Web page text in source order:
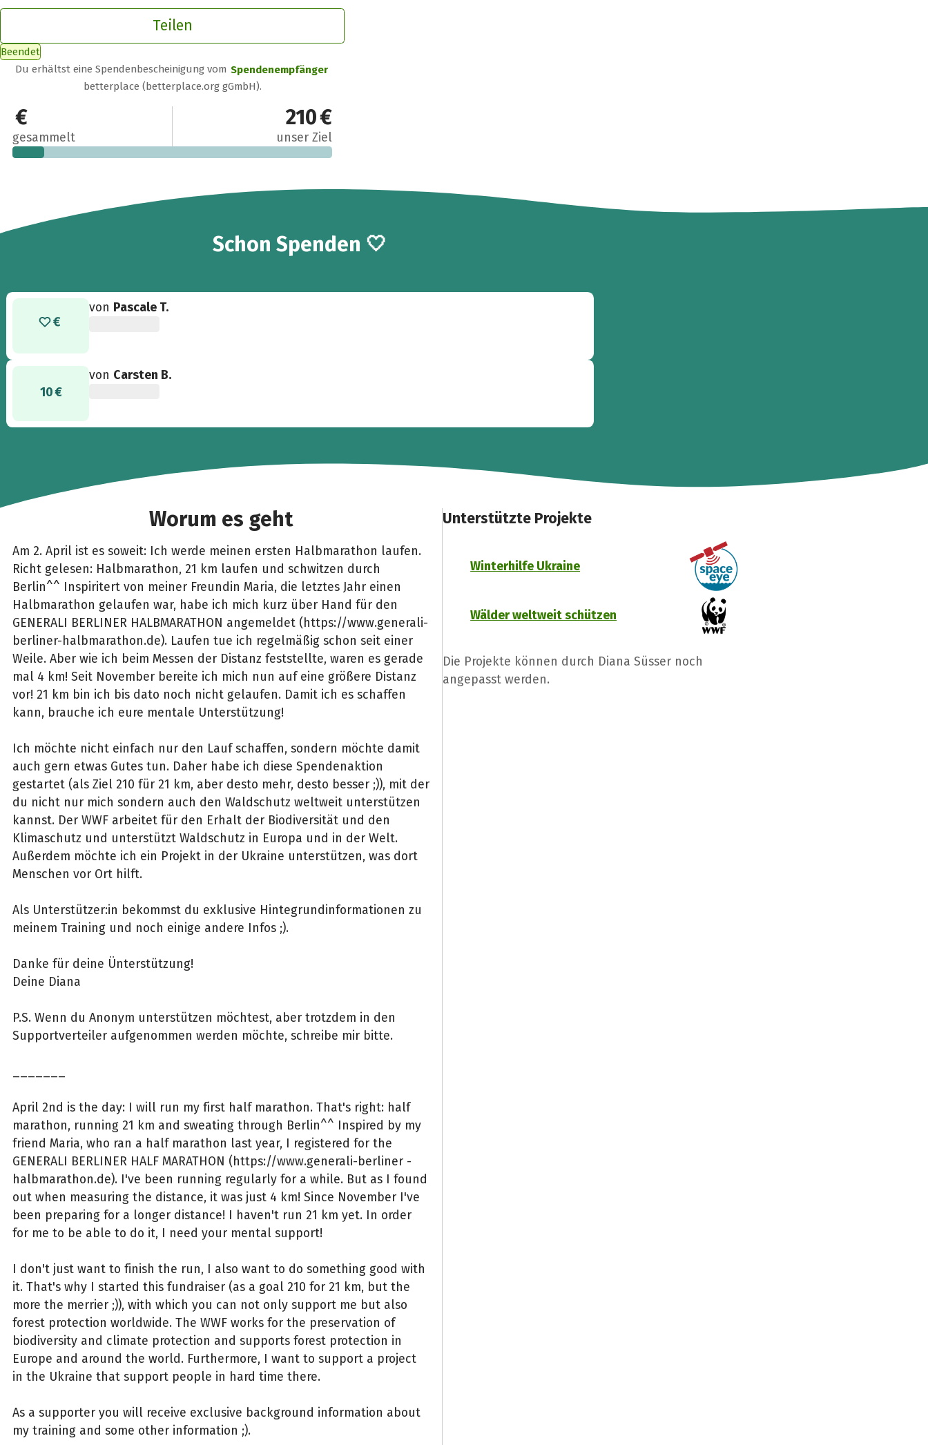
Teilen
Beendet
Du erhältst eine Spendenbescheinigung vom Spendenempfänger
betterplace (betterplace.org gGmbH).
20 €
gesammelt
210 €
unser Ziel
Schon2
Spenden 🤍
von Pascale T.
10 €
von Carsten B.
Worum es geht
Am 2. April ist es soweit: Ich werde meinen ersten Halbmarathon laufen.
Richt gelesen: Halbmarathon, 21 km laufen und schwitzen durch
Berlin^^ Inspiritert von meiner Freundin Maria, die letztes Jahr einen
Halbmarathon gelaufen war, habe ich mich kurz über Hand für den
GENERALI BERLINER HALBMARATHON angemeldet (https://www.generali-
berliner-halbmarathon.de). Laufen tue ich regelmäßig schon seit einer
Weile. Aber wie ich beim Messen der Distanz feststellte, waren es gerade
mal 4 km! Seit November bereite ich mich nun auf eine größere Distanz
vor! 21 km bin ich bis dato noch nicht gelaufen. Damit ich es schaffen
kann, brauche ich eure mentale Unterstützung!
Ich möchte nicht einfach nur den Lauf schaffen, sondern möchte damit
auch gern etwas Gutes tun. Daher habe ich diese Spendenaktion
gestartet (als Ziel 210 für 21 km, aber desto mehr, desto besser ;)), mit der
du nicht nur mich sondern auch den Waldschutz weltweit unterstützen
kannst. Der WWF arbeitet für den Erhalt der Biodiversität und den
Klimaschutz und unterstützt Waldschutz in Europa und in der Welt.
Außerdem möchte ich ein Projekt in der Ukraine unterstützen, was dort
Menschen vor Ort hilft.
Als Unterstützer:in bekommst du exklusive Hintegrundinformationen zu
meinem Training und noch einige andere Infos ;).
Danke für deine Ünterstützung!
Deine Diana
P.S. Wenn du Anonym unterstützen möchtest, aber trotzdem in den
Supportverteiler aufgenommen werden möchte, schreibe mir bitte.
April 2nd is the day: I will run my first half marathon. That's right: half
marathon, running 21 km and sweating through Berlin^^ Inspired by my
friend Maria, who ran a half marathon last year, I registered for the
GENERALI BERLINER HALF MARATHON (https://www.generali-berliner -
halbmarathon.de). I've been running regularly for a while. But as I found
out when measuring the distance, it was just 4 km! Since November I've
been preparing for a longer distance! I haven't run 21 km yet. In order
for me to be able to do it, I need your mental support!
I don't just want to finish the run, I also want to do something good with
it. That's why I started this fundraiser (as a goal 210 for 21 km, but the
more the merrier ;)), with which you can not only support me but also
forest protection worldwide. The WWF works for the preservation of
biodiversity and climate protection and supports forest protection in
Europe and around the world. Furthermore, I want to support a project
in the Ukraine that support people in hard time there.
As a supporter you will receive exclusive background information about
my training and some other information ;).
Unterstützte Projekte
Winterhilfe Ukraine
Wälder weltweit schützen
Die Projekte können durch Diana Süsser noch
angepasst werden.